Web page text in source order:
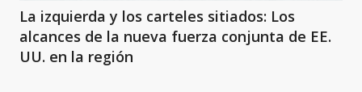
La izquierda y los carteles sitiados: Los
alcances de la nueva fuerza conjunta de EE.
UU. en la región